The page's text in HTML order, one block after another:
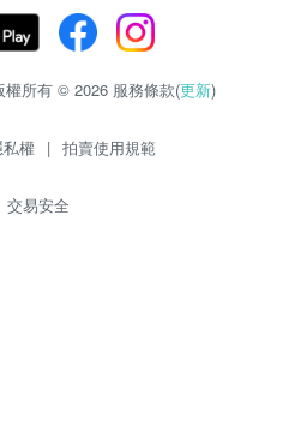
權所有 © 2026 服務條款(更新)
權 | 拍賣使用規範
交易安全